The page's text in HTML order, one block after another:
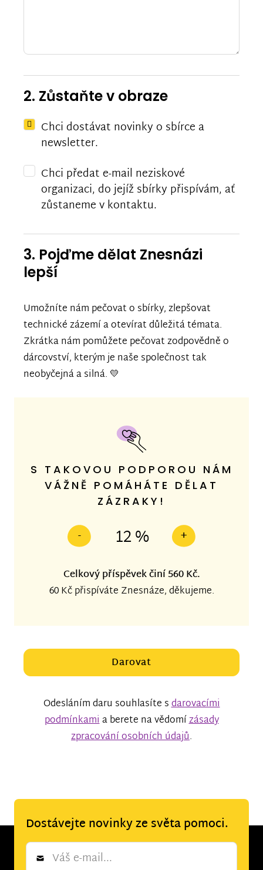
2. Zůstaňte v obraze
Chci dostávat novinky o sbírce a
newsletter.
Chci předat e-mail neziskové
organizaci, do jejíž sbírky přispívám, ať
zůstaneme v kontaktu.
3. Pojďme dělat Znesnázi
lepší
Umožníte nám pečovat o sbírky, zlepšovat
technické zázemí a otevírat důležitá témata.
Zkrátka nám pomůžete pečovat zodpovědně o
dárcovství, kterým je naše společnost tak
neobyčejná a silná. 💛
S TAKOVOU PODPOROU NÁM
VÁŽNĚ POMÁHÁTE DĚLAT
ZÁZRAKY!
- +
12 %
Celkový příspěvek činí560 Kč.
60 Kčpřispíváte Znesnáze, děkujeme.
Darovat
Odesláním daru souhlasíte sdarovacími
podmínkamia berete na vědomízásady
zpracování osobních údajů.
Dostávejte novinky ze světa pomoci.
Newsletter